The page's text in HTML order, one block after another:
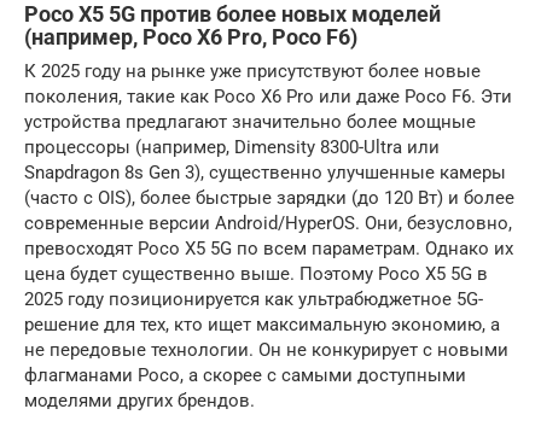
Poco X5 5G против более новых моделей
(например, Poco X6 Pro, Poco F6)
К 2025 году на рынке уже присутствуют более новые
поколения, такие как Poco X6 Pro или даже Poco F6. Эти
устройства предлагают значительно более мощные
процессоры (например, Dimensity 8300-Ultra или
Snapdragon 8s Gen 3), существенно улучшенные камеры
(часто с OIS), более быстрые зарядки (до 120 Вт) и более
современные версии Android/HyperOS. Они, безусловно,
превосходят Poco X5 5G по всем параметрам. Однако их
цена будет существенно выше. Поэтому Poco X5 5G в
2025 году позиционируется как ультрабюджетное 5G-
решение для тех, кто ищет максимальную экономию, а
не передовые технологии. Он не конкурирует с новыми
флагманами Poco, а скорее с самыми доступными
моделями других брендов.